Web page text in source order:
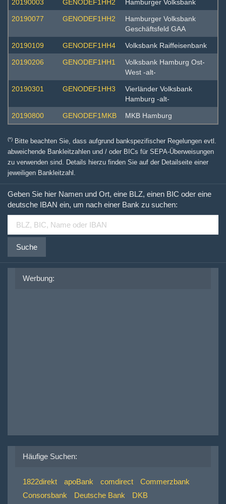
20190003 GENODEF1HH2 Hamburger Volksbank
20190077 GENODEF1HH2
Hamburger Volksbank
Geschäftsfeld GAA
20190109 GENODEF1HH4 Volksbank Raiffeisenbank
20190206 GENODEF1HH1
Volksbank Hamburg Ost-
West -alt-
20190301 GENODEF1HH3
Vierländer Volksbank
Hamburg -alt-
20190800 GENODEF1MKB MKB Hamburg
(*) Bitte beachten Sie, dass aufgrund bankspezifischer Regelungen evtl.
abweichende Bankleitzahlen und / oder BICs für SEPA-Überweisungen
zu verwenden sind. Details hierzu finden Sie auf der Detailseite einer
jeweiligen Bankleitzahl.
Geben Sie hier Namen und Ort, eine BLZ, einen BIC oder eine
deutsche IBAN ein, um nach einer Bank zu suchen:
Suche
Werbung:
Häufige Suchen:
1822direkt apoBank comdirect
Commerzbank
Consorsbank
Deutsche Bank DKB